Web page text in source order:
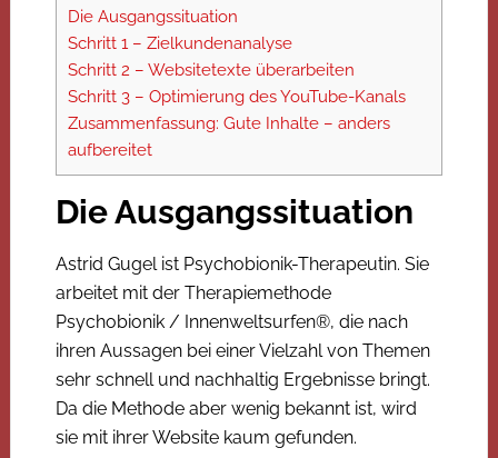
Die Ausgangssituation
Schritt 1 – Zielkundenanalyse
Schritt 2 – Websitetexte überarbeiten
Schritt 3 – Optimierung des YouTube-Kanals
Zusammenfassung: Gute Inhalte – anders
aufbereitet
Die Ausgangssituation
Astrid Gugel ist Psychobionik-Therapeutin. Sie
arbeitet mit der Therapiemethode
Psychobionik / Innenweltsurfen®, die nach
ihren Aussagen bei einer Vielzahl von Themen
sehr schnell und nachhaltig Ergebnisse bringt.
Da die Methode aber wenig bekannt ist, wird
sie mit ihrer Website kaum gefunden.